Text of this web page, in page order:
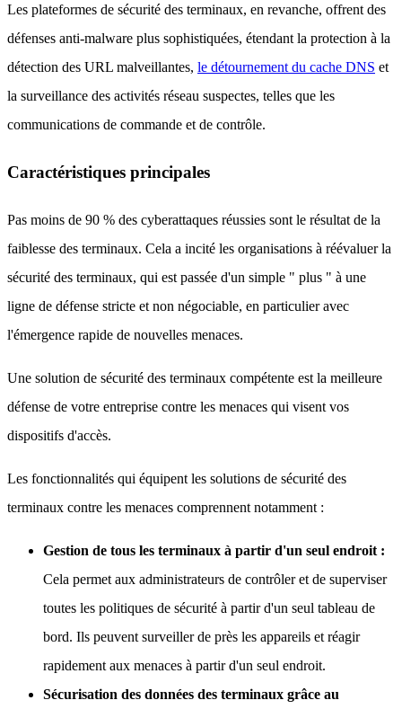
Les plateformes de sécurité des terminaux, en revanche, offrent des
défenses anti-malware plus sophistiquées, étendant la protection à la
détection des URL malveillantes, le détournement du cache DNS et
la surveillance des activités réseau suspectes, telles que les
communications de commande et de contrôle.
Caractéristiques principales
Pas moins de 90 % des cyberattaques réussies sont le résultat de la
faiblesse des terminaux. Cela a incité les organisations à réévaluer la
sécurité des terminaux, qui est passée d'un simple " plus " à une
ligne de défense stricte et non négociable, en particulier avec
l'émergence rapide de nouvelles menaces.
Une solution de sécurité des terminaux compétente est la meilleure
défense de votre entreprise contre les menaces qui visent vos
dispositifs d'accès.
Les fonctionnalités qui équipent les solutions de sécurité des
terminaux contre les menaces comprennent notamment :
Gestion de tous les terminaux à partir d'un seul endroit :
Cela permet aux administrateurs de contrôler et de superviser
toutes les politiques de sécurité à partir d'un seul tableau de
bord. Ils peuvent surveiller de près les appareils et réagir
rapidement aux menaces à partir d'un seul endroit.
Sécurisation des données des terminaux grâce au